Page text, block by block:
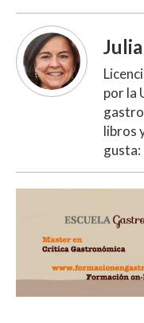
por la
libros
gusta: